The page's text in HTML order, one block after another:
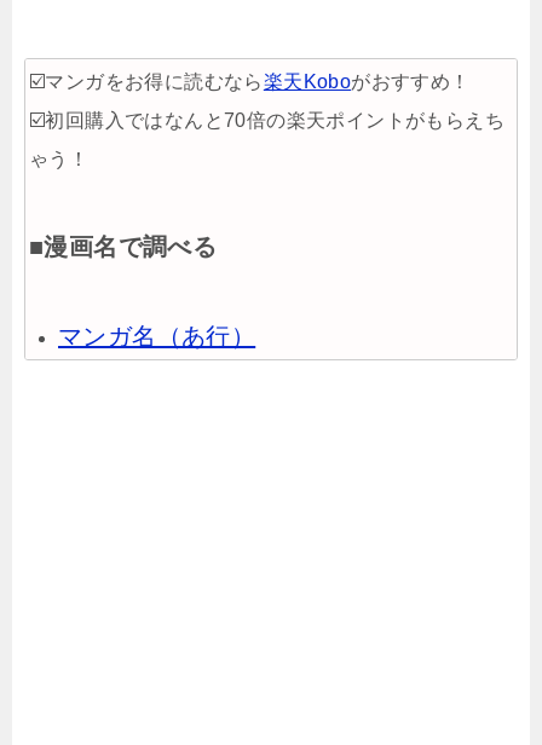
☑️マンガをお得に読むなら楽天Koboがおすすめ！
☑️初回購入ではなんと70倍の楽天ポイントがもらえち
ゃう！
■漫画名で調べる
マンガ名（あ行）